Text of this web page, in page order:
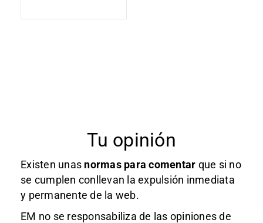
Tu opinión
Existen unas normas para comentar que si no
se cumplen conllevan la expulsión inmediata
y permanente de la web.
EM no se responsabiliza de las opiniones de